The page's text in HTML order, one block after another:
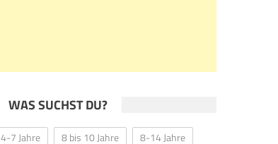
WAS SUCHST DU?
4-7 Jahre 8 bis 10 Jahre
8-14 Jahre